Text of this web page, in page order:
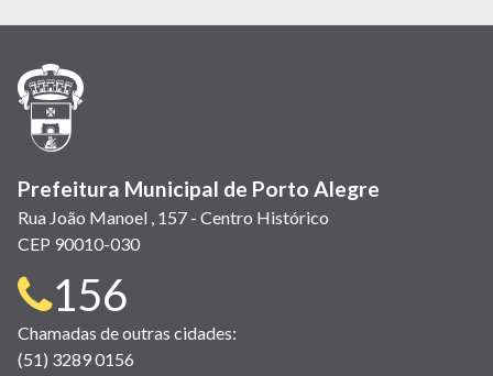
em
janela)
em
em
(link
em
em
em
Prefeitura Municipal de Porto Alegre
Rua João Manoel , 157 - Centro Histórico
CEP 90010-030
Telefone
para
156
Chamadas de outras cidades:
(51) 3289 0156